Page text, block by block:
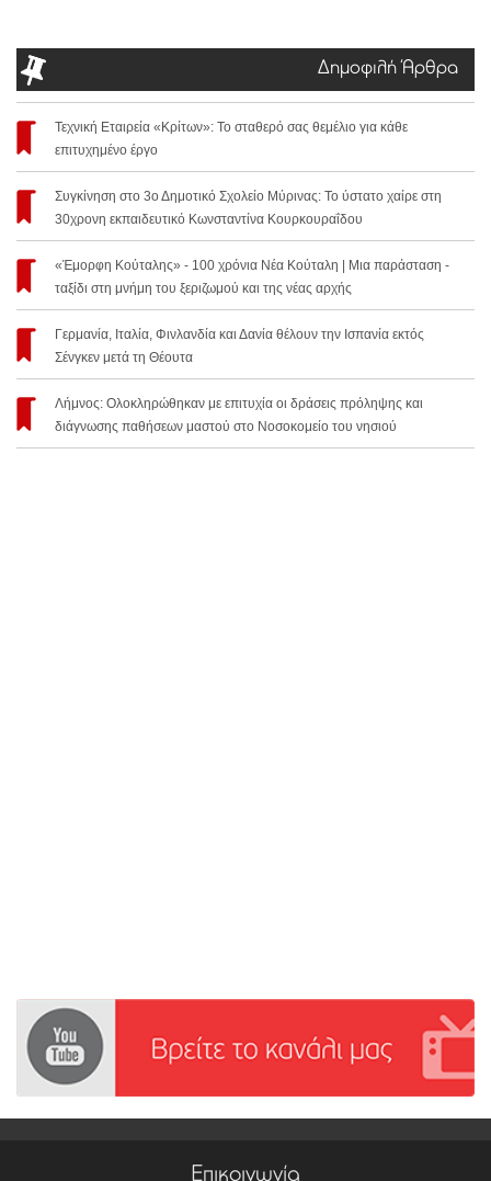
Δημοφιλή Άρθρα
Τεχνική Εταιρεία «Κρίτων»: Το σταθερό σας θεμέλιο για κάθε
επιτυχημένο έργο
Συγκίνηση στο 3ο Δημοτικό Σχολείο Μύρινας: Το ύστατο χαίρε στη
30χρονη εκπαιδευτικό Κωνσταντίνα Κουρκουραΐδου
«Έμορφη Κούταλης» - 100 χρόνια Νέα Κούταλη | Μια παράσταση -
ταξίδι στη μνήμη του ξεριζωμού και της νέας αρχής
Γερμανία, Ιταλία, Φινλανδία και Δανία θέλουν την Ισπανία εκτός
Σένγκεν μετά τη Θέουτα
Λήμνος: Ολοκληρώθηκαν με επιτυχία οι δράσεις πρόληψης και
διάγνωσης παθήσεων μαστού στο Νοσοκομείο του νησιού
Επικοινωνία